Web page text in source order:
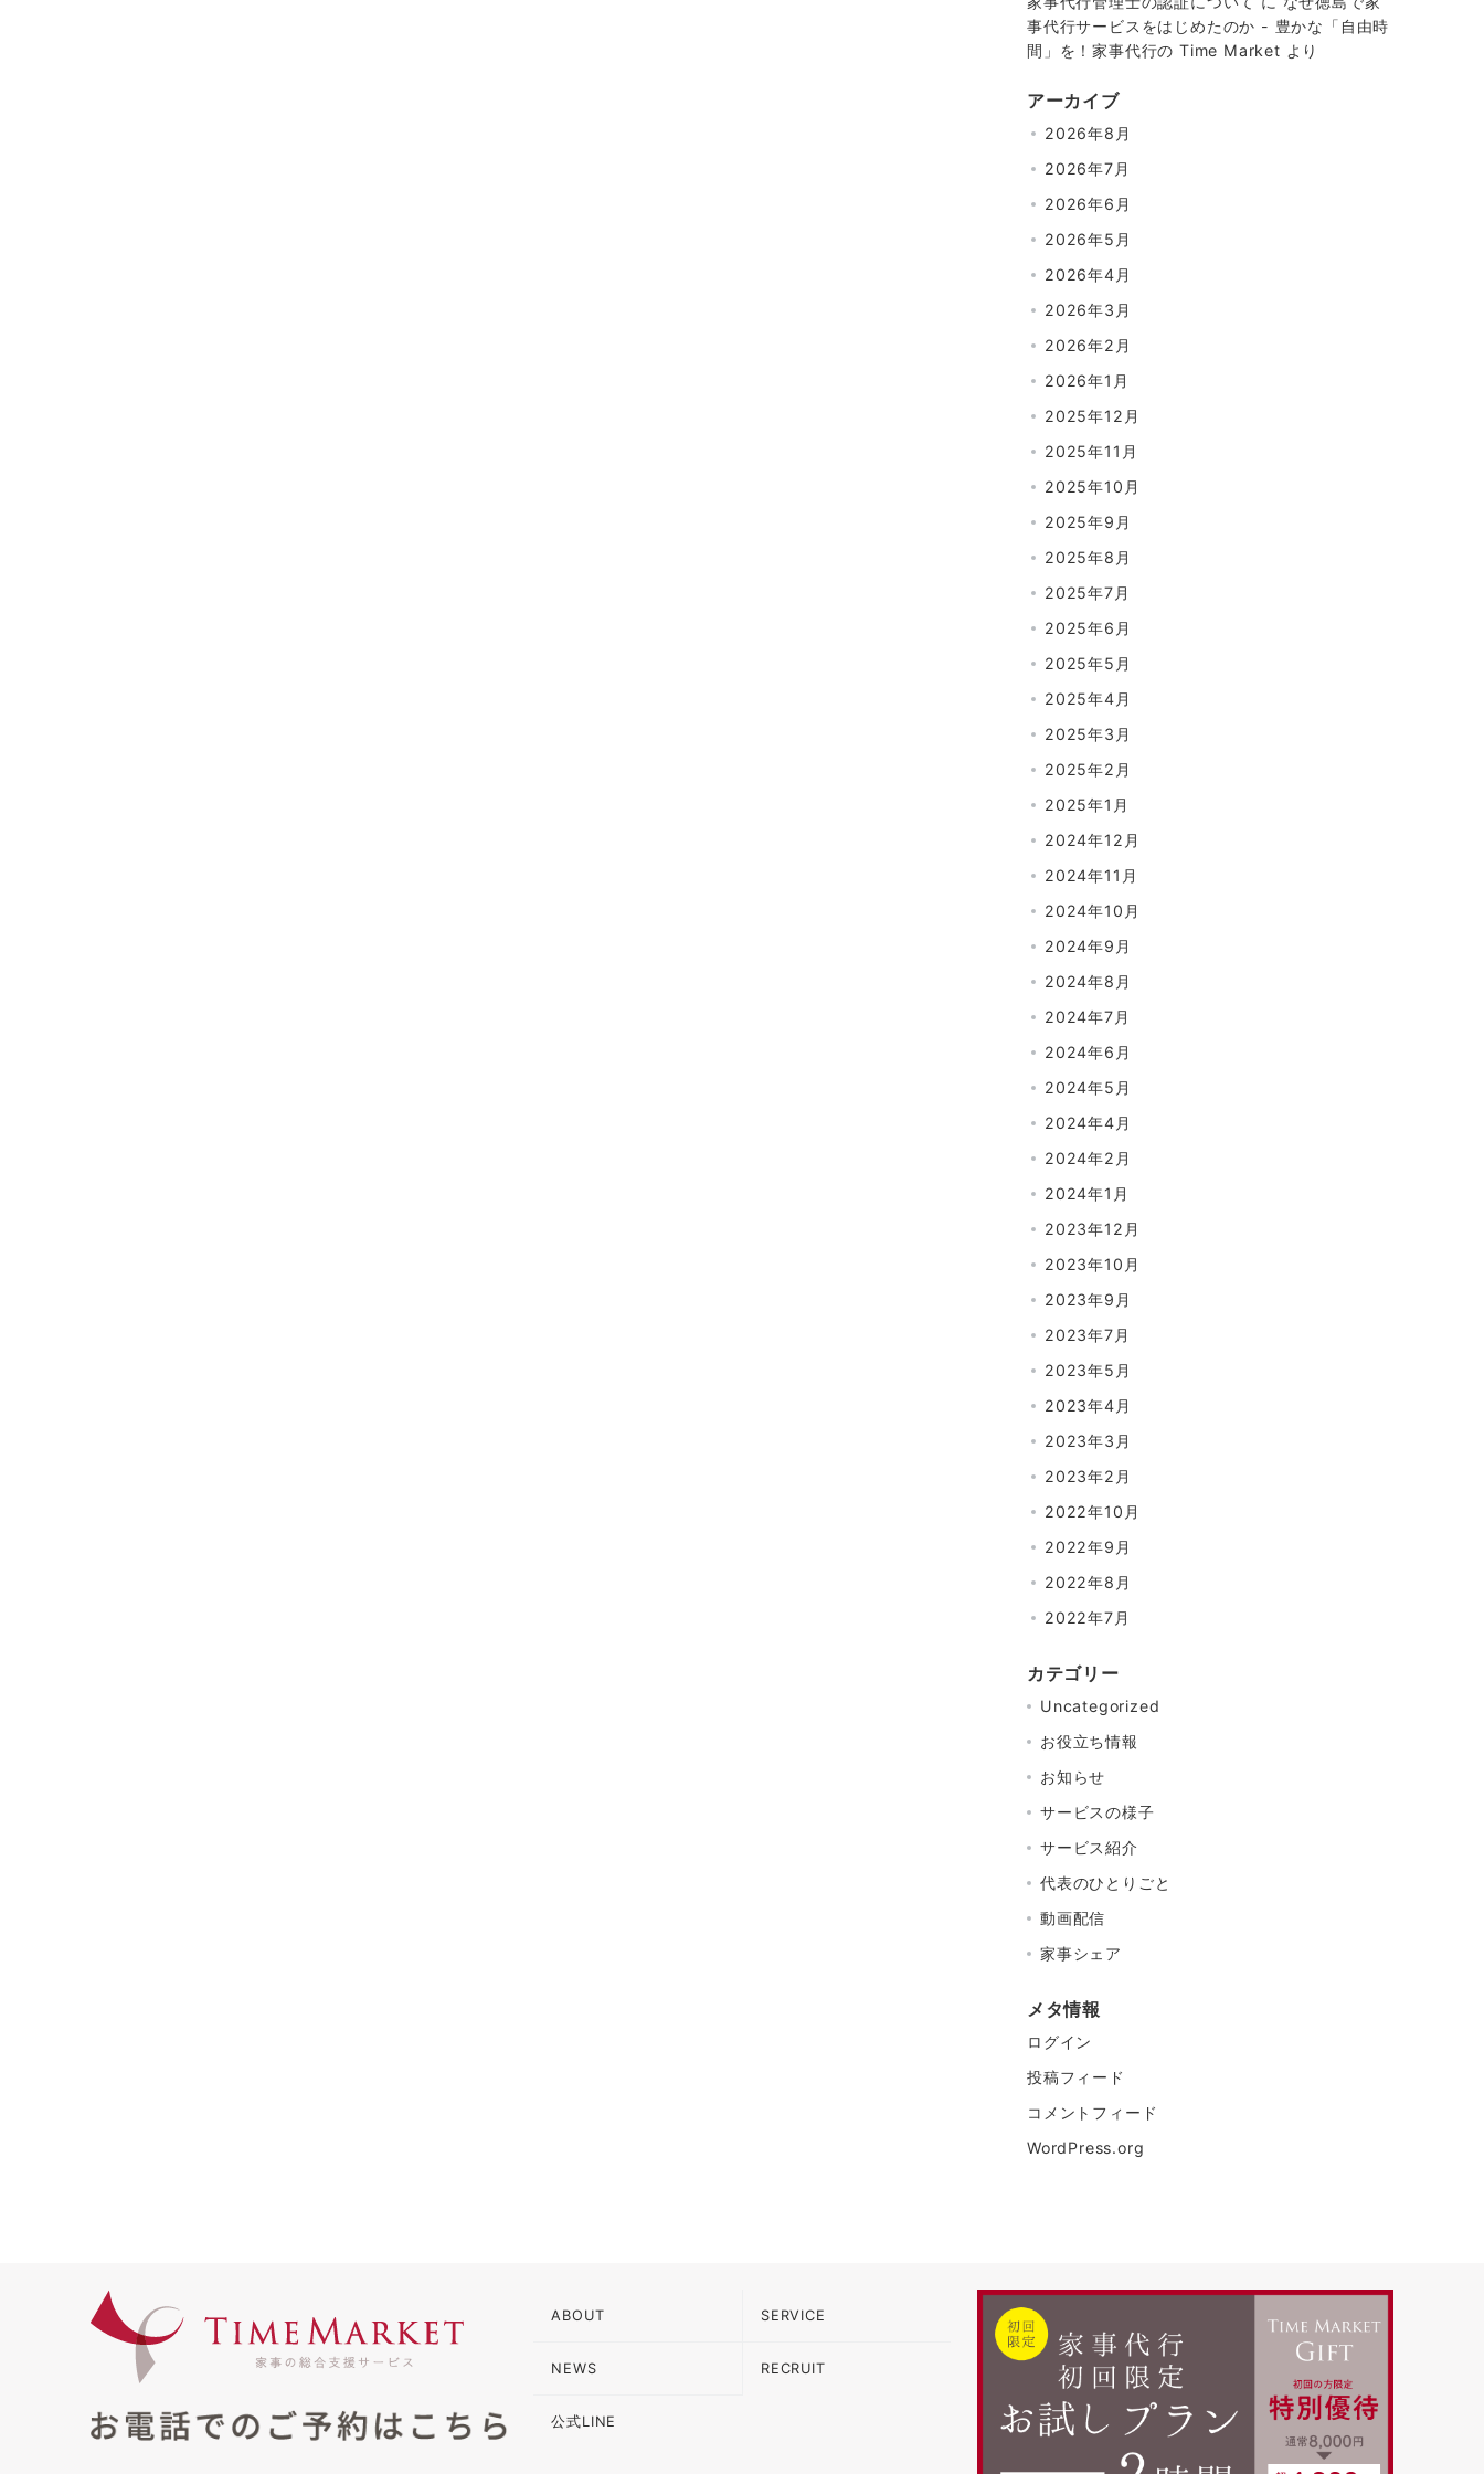
事代行サービスをはじめたのか - 豊かな「自由時
間」を！家事代行の Time Market より
アーカイブ
2026年8月
2026年7月
2026年6月
2026年5月
2026年4月
2026年3月
2026年2月
2026年1月
2025年12月
2025年11月
2025年10月
2025年9月
2025年8月
2025年7月
2025年6月
2025年5月
2025年4月
2025年3月
2025年2月
2025年1月
2024年12月
2024年11月
2024年10月
2024年9月
2024年8月
2024年7月
2024年6月
2024年5月
2024年4月
2024年2月
2024年1月
2023年12月
2023年10月
2023年9月
2023年7月
2023年5月
2023年4月
2023年3月
2023年2月
2022年10月
2022年9月
2022年8月
2022年7月
カテゴリー
Uncategorized
お役立ち情報
お知らせ
サービスの様子
サービス紹介
代表のひとりごと
動画配信
家事シェア
メタ情報
ログイン
投稿フィード
コメントフィード
WordPress.org
ABOUT SERVICE
NEWS RECRUIT
公式LINE